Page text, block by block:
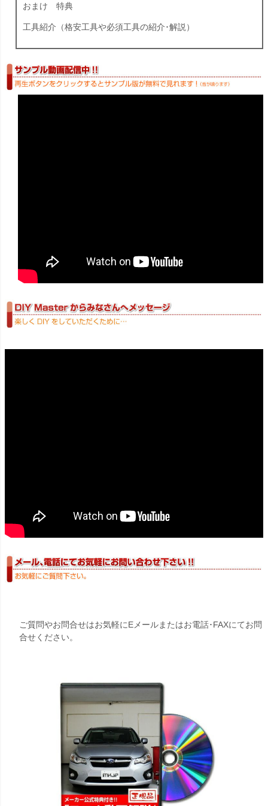
おまけ 特典
工具紹介（格安工具や必須工具の紹介･解説）
ご質問やお問合せはお気軽にEメールまたはお電話･FAXにてお問
合せください。